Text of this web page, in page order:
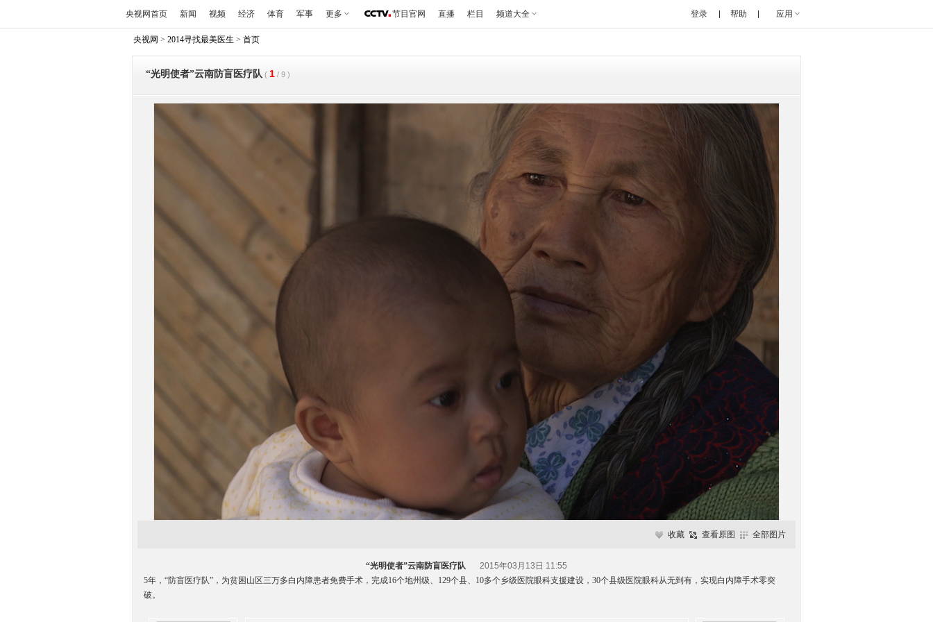
央视网首页 新闻 视频 经济 体育 军事 更多 节目官网 直播 栏目 频道大全 帮助 应用
登录
央视网 > 2014寻找最美医生 > 首页
“光明使者”云南防盲医疗队 ( 1 / 9 )
收藏 查看原图 全部图片
“光明使者”云南防盲医疗队
2015年03月13日 11:55
5年，“防盲医疗队”，为贫困山区三万多白内障患者免费手术，完成16个地州级、129个县、10多个乡级医院眼科支援建设，30个县级医院眼科从无到有，实现白内障手术零突
破。